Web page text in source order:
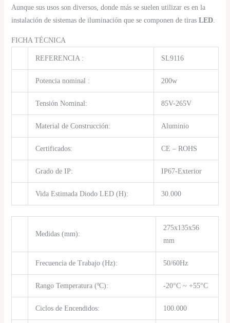
Aunque sus usos son diversos, donde más se suelen utilizar es en la
instalación de sistemas de iluminación que se componen de tiras LED.
FICHA TÉCNICA
REFERENCIA : SL9116
Potencia nominal : 200w
Tensión Nominal: 85V-265V
Material de Construcción: Aluminio
Certificados: CE – ROHS
Grado de IP: IP67-Exterior
Vida Estimada Diodo LED (H): 30.000
Medidas (mm):
275x135x56
mm
Frecuencia de Trabajo (Hz): 50/60Hz
Rango Temperatura (ºC): -20°C ~ +55°C
Ciclos de Encendidos: 100.000